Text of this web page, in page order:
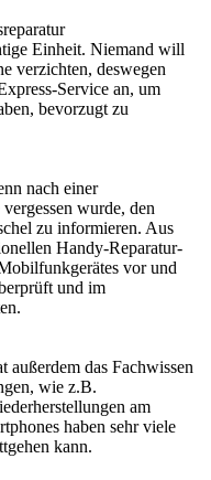
Einheit. Niemand will
verzichten, deswegen
Service an, um
bevorzugt zu
nach einer
wurde, den
zu informieren. Aus
Handy-Reparatur-
vor und
und im
außerdem das Fachwissen
wie z.B.
am
haben sehr viele
kann.